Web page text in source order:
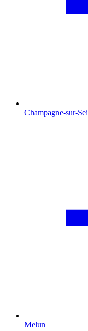
Champagne-sur-
Melun